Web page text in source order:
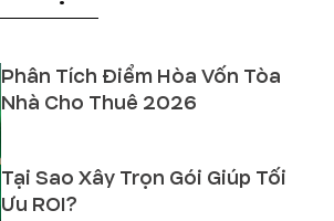
Phân Tích Điểm Hòa Vốn Tòa
Nhà Cho Thuê 2026
Tại Sao Xây Trọn Gói Giúp Tối
Ưu ROI?